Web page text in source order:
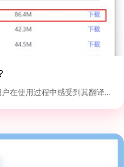
在使用过程中感受到其翻译...